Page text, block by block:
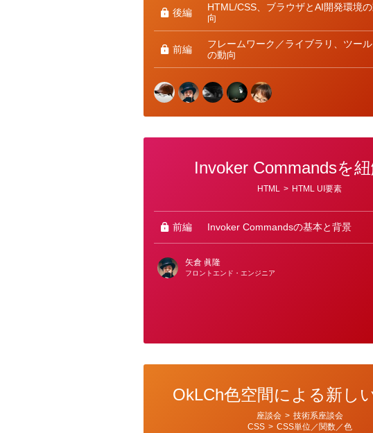
後編
HTML/CSS、ブラウザとAI開発環境
向
前編
フレームワーク／ライブラリ、ツール
の動向
Invoker Commandsを紐
リ
HTML > HTML UI要素
前編 Invoker Commandsの基本と背景
矢倉 眞隆
フロントエンド・エンジニア
OkLCh色空間による新し
座談会 > 技術系座談会
CSS > CSS単位／関数／色